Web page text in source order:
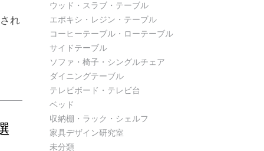
れ
ウッド・スラブ・テーブル
エポキシ・レジン・テーブル
コーヒーテーブル・ローテーブル
サイドテーブル
ソファ・椅子・シングルチェア
ダイニングテーブル
テレビボード・テレビ台
ベッド
収納棚・ラック・シェルフ
家具デザイン研究室
未分類